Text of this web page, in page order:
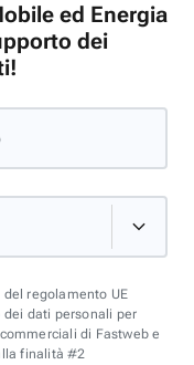
ed Energia
dei
del regolamento UE
dati personali per
di Fastweb e
finalità #2